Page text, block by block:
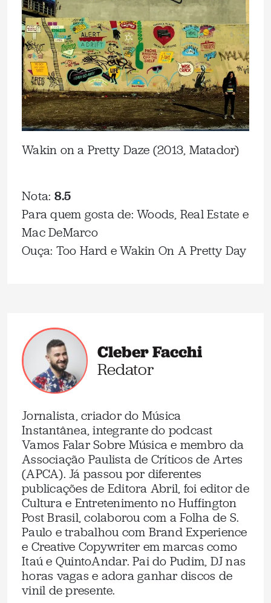
Wakin on a Pretty Daze (2013, Matador)
Nota: 8.5
Para quem gosta de: Woods, Real Estate e
Mac DeMarco
Ouça: Too Hard e Wakin On A Pretty Day
Cleber Facchi
Redator
Jornalista, criador do Música
Instantânea, integrante do podcast
Vamos Falar Sobre Música e membro da
Associação Paulista de Críticos de Artes
(APCA). Já passou por diferentes
publicações de Editora Abril, foi editor de
Cultura e Entretenimento no Huffington
Post Brasil, colaborou com a Folha de S.
Paulo e trabalhou com Brand Experience
e Creative Copywriter em marcas como
Itaú e QuintoAndar. Pai do Pudim, DJ nas
horas vagas e adora ganhar discos de
vinil de presente.